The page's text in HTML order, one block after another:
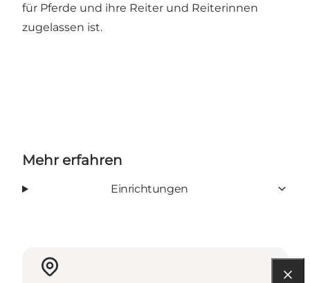
für Pferde und ihre Reiter und Reiterinnen
zugelassen ist.
Mehr erfahren
Einrichtungen